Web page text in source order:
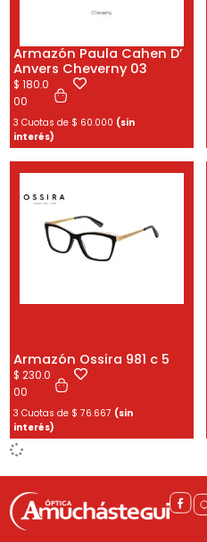
Armazón Paula Cahen D’
Anvers Cheverny 03
$ 180.0
00
3 Cuotas de $ 60.000 (sin
interés)
Armazón Ossira 981 c 5
$ 230.0
00
3 Cuotas de $ 76.667 (sin
interés)